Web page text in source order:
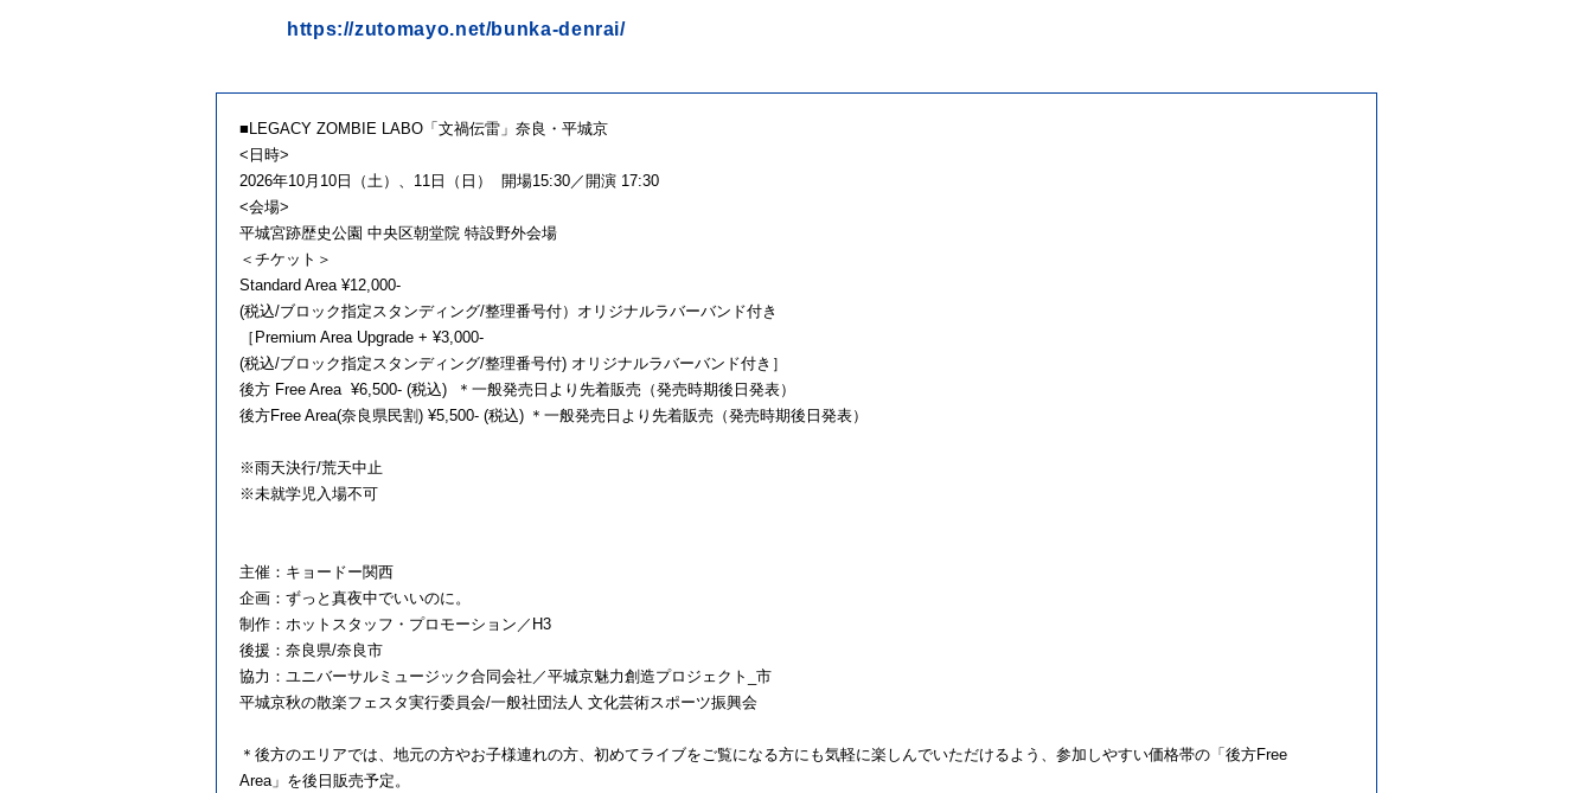
https://zutomayo.net/bunka-denrai/
■LEGACY ZOMBIE LABO「文禍伝雷」奈良・平城京
<日時>
2026年10月10日（土）、11日（日） 開場15:30／開演 17:30
<会場>
平城宮跡歴史公園 中央区朝堂院 特設野外会場
＜チケット＞
Standard Area ¥12,000-
(税込/ブロック指定スタンディング/整理番号付）オリジナルラバーバンド付き
［Premium Area Upgrade + ¥3,000-
(税込/ブロック指定スタンディング/整理番号付) オリジナルラバーバンド付き］
後方 Free Area ¥6,500- (税込) ＊一般発売日より先着販売（発売時期後日発表）
後方Free Area(奈良県民割) ¥5,500- (税込) ＊一般発売日より先着販売（発売時期後日発表）
※⾬天決⾏/荒天中⽌
※未就学児⼊場不可
主催：キョードー関⻄
企画：ずっと真夜中でいいのに。
制作：ホットスタッフ・プロモーション／H3
後援：奈良県/奈良市
協⼒：ユニバーサルミュージック合同会社／平城京魅⼒創造プロジェクト_市
平城京秋の散楽フェスタ実⾏委員会/⼀般社団法⼈ ⽂化芸術スポーツ振興会
＊後方のエリアでは、地元の方やお子様連れの方、初めてライブをご覧になる方にも気軽に楽しんでいただけるよう、参加しやすい価格帯の「後方Free
Area」を後日販売予定。